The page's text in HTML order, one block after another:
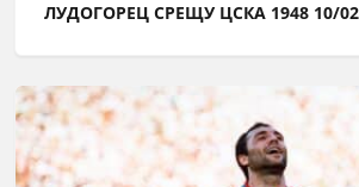
ЛУДОГОРЕЦ СРЕЩУ ЦСКА 1948 10/